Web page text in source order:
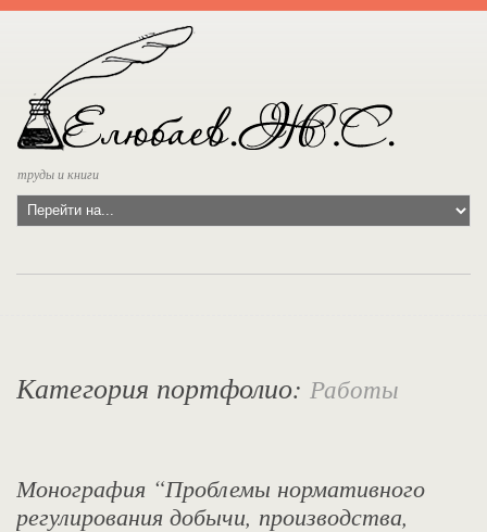
труды и книги
Категория портфолио: Работы
Монография “Проблемы нормативного
регулирования добычи, производства,